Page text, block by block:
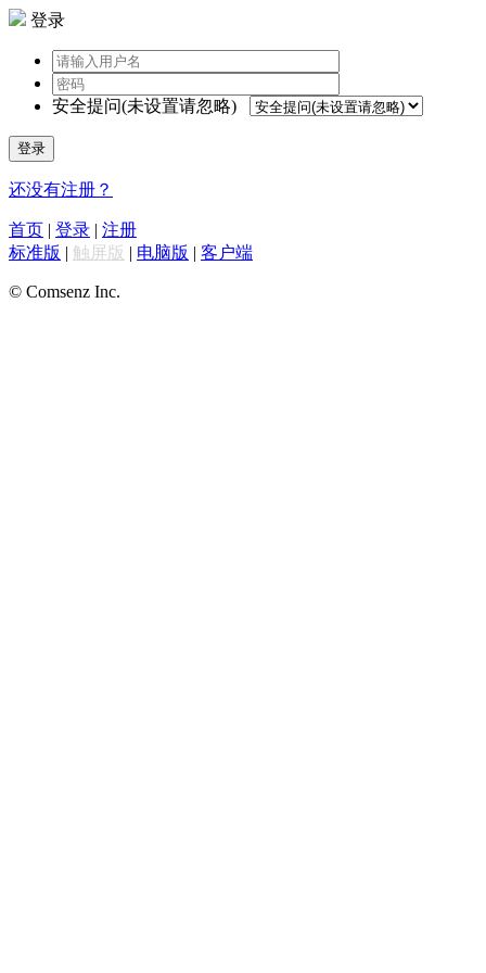
登录
安全提问(未设置请忽略)
登录
还没有注册？
首页 | 登录 | 注册
标准版 | 触屏版 | 电脑版 | 客户端
© Comsenz Inc.